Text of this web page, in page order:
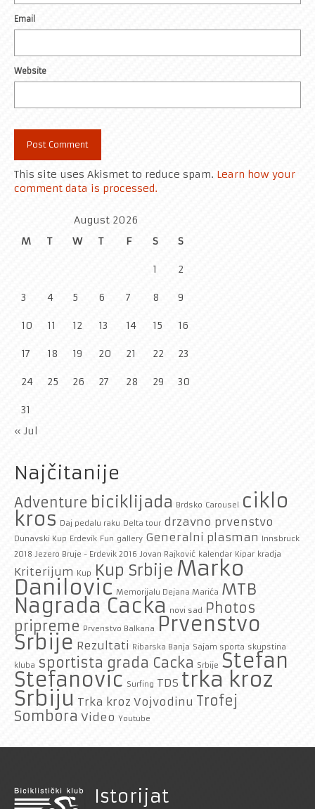
Email
Website
This site uses Akismet to reduce spam. Learn how your
comment data is processed.
August 2026
M
T W T F S S
1 2
3 4 5 6 7 8 9
10 11 12 13 14 15 16
17 18 19 20 21 22 23
24 25 26 27 28 29 30
31
« Jul
Najčitanije
Adventure biciklijada Brdsko Carousel ciklo
kros Daj pedalu raku Delta tour drzavno prvenstvo
Dunavski Kup Erdevik Fun gallery Generalni plasman
Innsbruck
2018 Jezero Bruje - Erdevik 2016 Jovan Rajković kalendar Kipar kradja
Kriterijum Kup Kup Srbije Marko
Danilovic Memorijalu Dejana Marića MTB
Nagrada Cacka novi sad
Photos
pripreme
Prvenstvo Balkana Prvenstvo
Srbije Rezultati Ribarska Banja Sajam sporta skupstina
kluba sportista grada Cacka Srbije Stefan
Stefanovic Surfing TDS trka kroz
Srbiju Trka kroz Vojvodinu Trofej
Sombora Video Youtube
Istorijat